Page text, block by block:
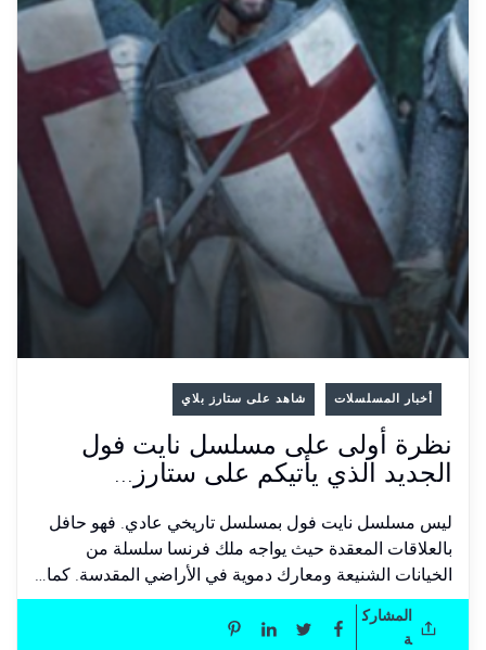
أخبار المسلسلات شاهد على ستارز بلاي
نظرة أولى على مسلسل نايت فول
الجديد الذي يأتيكم على ستارز...
ليس مسلسل نايت فول بمسلسل تاريخي عادي. فهو حافل
بالعلاقات المعقدة حيث يواجه ملك فرنسا سلسلة من
الخيانات الشنيعة ومعارك دموية في الأراضي المقدسة. كما…
المشارك
ة